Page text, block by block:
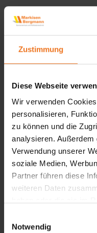
Zustimmung
Diese Webseite
Wir verwenden
personalisieren,
zu können und die
analysieren.
Verwendung unserer
soziale Medien,
Partner führen diese
weiteren Daten
Notwendig
hCaptcha
Diese Webseite
berechtigten
DSGVO die Dienste
tcha“). hCaptcha
vergleichbare
unterscheiden, ob
durch Menschen
Programme
Informationen wie
Browser- und
von hCaptcha in
gespeichert.